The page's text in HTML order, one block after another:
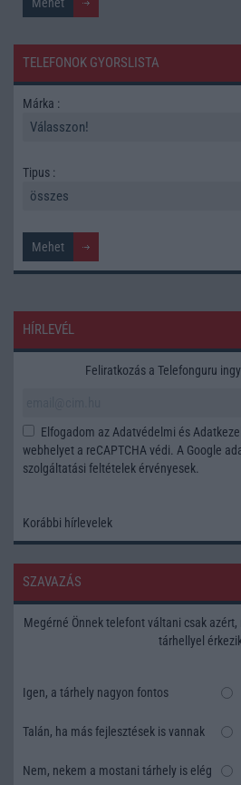
TELEFONOK GYORSLISTA
Márka :
Tipus :
HÍRLEVÉL
Feliratkozás a Telefonguru
Elfogadom azAdatvédelmi és
webhelyet a reCAPTCHA védi. A Google
szolgáltatási feltételek érvényesek.
Korábbi hírlevelek
SZAVAZÁS
Megérné Önnek telefont váltani csak
tárhellyel
Igen, a tárhely nagyon fontos
Talán, ha más fejlesztések is vannak
Nem, nekem a mostani tárhely is elég